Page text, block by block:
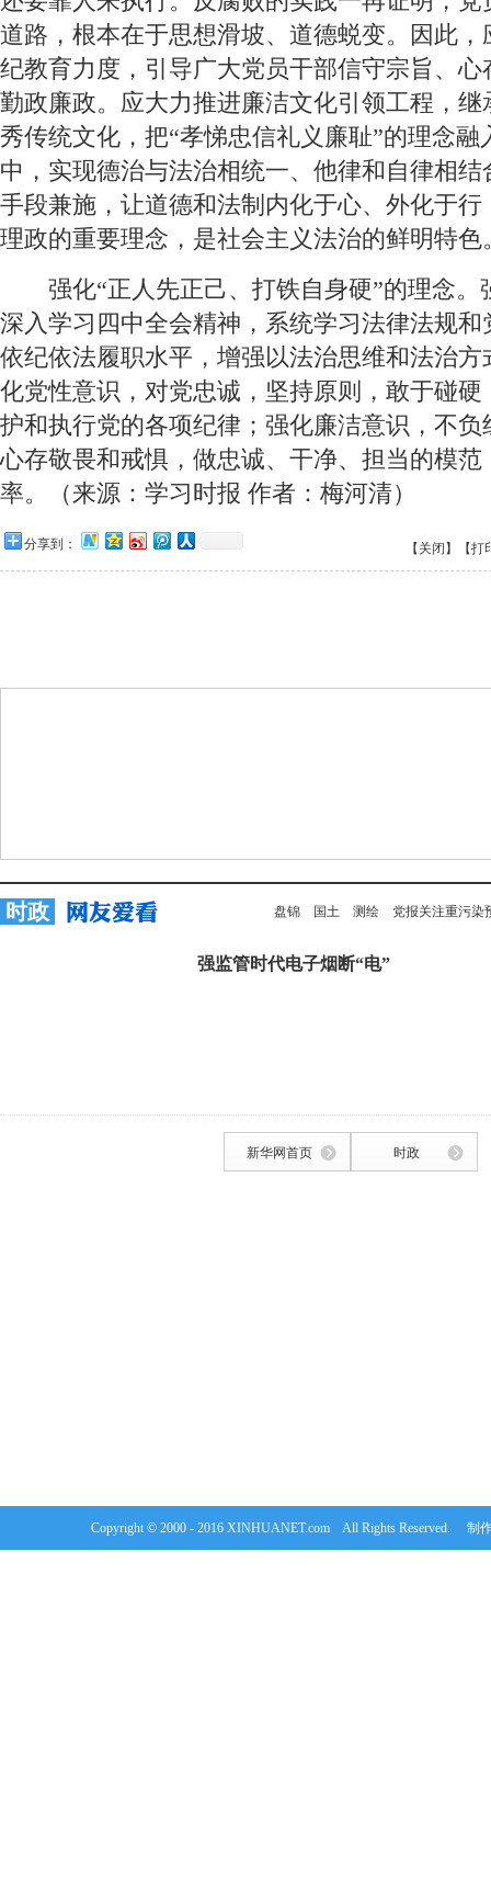
道路，根本在于思想滑坡、道德蜕变。因此
纪教育力度，引导广大党员干部信守宗旨、
勤政廉政。应大力推进廉洁文化引领工程，
秀传统文化，把“孝悌忠信礼义廉耻”的理念融
中，实现德治与法治相统一、他律和自律相
手段兼施，让道德和法制内化于心、外化于
理政的重要理念，是社会主义法治的鲜明特色
强化“正人先正己、打铁自身硬”的理念。
深入学习四中全会精神，系统学习法律法规
依纪依法履职水平，增强以法治思维和法治
化党性意识，对党忠诚，坚持原则，敢于碰
护和执行党的各项纪律；强化廉洁意识，不
心存敬畏和戒惧，做忠诚、干净、担当的模
率。（来源：学习时报 作者：梅河清）
分享到： 【关闭】 【打
时政 盘锦 国土 测绘 党报关注重污染
强监管时代电子烟断“电”
新华网首页 时政
Copyright © 2000 - 2016 XINHUANET.com All Rights Reserved. 制